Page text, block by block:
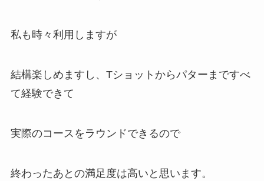
私も時々利用しますが
結構楽しめますし、Tショットからパターまですべ
て経験できて
実際のコースをラウンドできるので
終わったあとの満足度は高いと思います。